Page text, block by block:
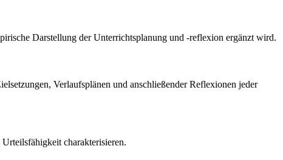
Darstellung der Unterrichtsplanung und -reflexion ergänzt wird.
Verlaufsplänen und anschließender Reflexionen jeder
charakterisieren.